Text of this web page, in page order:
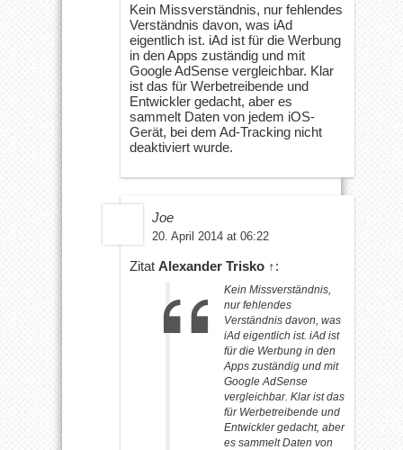
Kein Missverständnis, nur fehlendes
Verständnis davon, was iAd
eigentlich ist. iAd ist für die Werbung
in den Apps zuständig und mit
Google AdSense vergleichbar. Klar
ist das für Werbetreibende und
Entwickler gedacht, aber es
sammelt Daten von jedem iOS-
Gerät, bei dem Ad-Tracking nicht
deaktiviert wurde.
Joe
20. April 2014 at 06:22
Zitat Alexander Trisko ↑:
Kein Missverständnis,
nur fehlendes
Verständnis davon, was
iAd eigentlich ist. iAd ist
für die Werbung in den
Apps zuständig und mit
Google AdSense
vergleichbar. Klar ist das
für Werbetreibende und
Entwickler gedacht, aber
es sammelt Daten von